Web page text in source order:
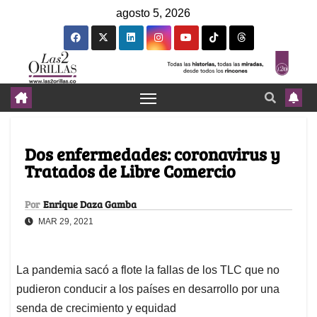
agosto 5, 2026
Dos enfermedades: coronavirus y
Tratados de Libre Comercio
Por Enrique Daza Gamba
MAR 29, 2021
La pandemia sacó a flote la fallas de los TLC que no
pudieron conducir a los países en desarrollo por una
senda de crecimiento y equidad